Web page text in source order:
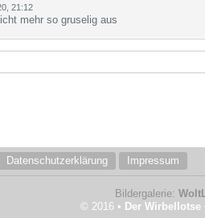
21:12
mehr so gruselig aus
Datenschutzerklärung Impressum
Bildergalerie:
© 2016 • Der Wirbellotse